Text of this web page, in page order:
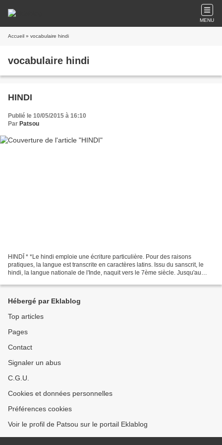
MENU
Accueil » vocabulaire hindi
vocabulaire hindi
HINDI
Publié le 10/05/2015 à 16:10
Par Patsou
HINDĪ * *Le hindi emploie une écriture particulière. Pour des raisons
pratiques, la langue est transcrite en caractères latins. Issu du sanscrit, le
hindi, la langue nationale de l'Inde, naquit vers le 7ème siècle. Jusqu'au
Hébergé par Eklablog
Top articles
Pages
Contact
Signaler un abus
C.G.U.
Cookies et données personnelles
Préférences cookies
Voir le profil de Patsou sur le portail Eklablog